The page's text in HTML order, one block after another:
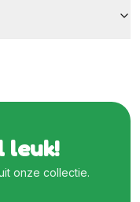
leuk!
onze collectie.